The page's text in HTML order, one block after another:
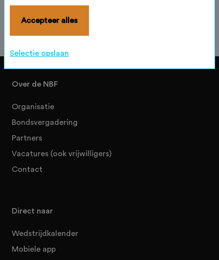
Over de NBF
Organisatie
Bondsvergadering
Partners
Vacatures (ook vrijwilligers)
Contact
Direct naar
Wedstrijdkalender
Mobiele app
Accepteer alles
Selectie opslaan